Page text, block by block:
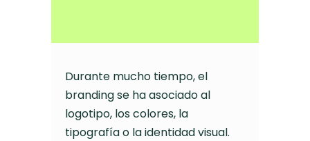
Durante mucho tiempo, el
branding se ha asociado al
logotipo, los colores, la
tipografía o la identidad visual.